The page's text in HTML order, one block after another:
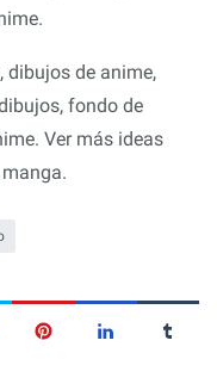
dibujos de anime,
fondo de
Ver más ideas